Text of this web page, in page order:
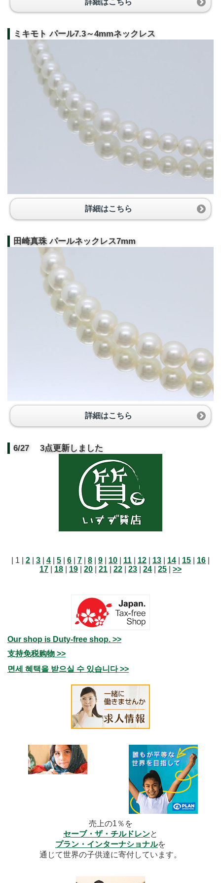
ミキモト パール7.3～4mmネックレス
詳細はこちら
田崎真珠 パールネックレス7mm
詳細はこちら
6/27 3点更新しました
| 1 | 2 3 4 5 6 7 8 9 10 11 12 13 14 15 16
17
18 19 20 21 22 23 24 25 >>
Our shop is Duty-free shop. >>
支持免税购物 >>
면세 혜택을 받으실 수 있습니다 >>
売上の1％を
セーブ・ザ・チルドレンと
プラン・インターナショナルを
通じて世界の子供達に寄付しています。